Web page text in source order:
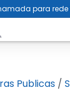
para
Publicas /